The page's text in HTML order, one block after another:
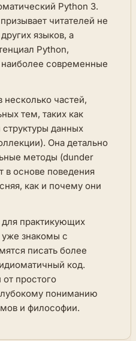
Python 3.
читателей не
языков, а
Python,
современные
несколько частей,
тем, таких как
данных
Она детально
методы (dunder
в основе поведения
как и почему они
практикующих
уже знакомы с
писать более
код.
простого
пониманию
и философии.